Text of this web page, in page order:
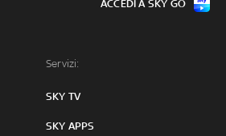
Servizi:
SKY TV
SKY APPS
ACCEDI A SKY GO